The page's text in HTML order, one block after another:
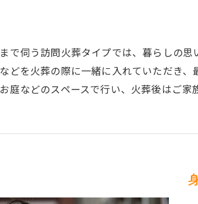
で伺う訪問火葬タイプでは、暮らしの
どを火葬の際に一緒に入れていただき
庭などのスペースで行い、火葬後はご家